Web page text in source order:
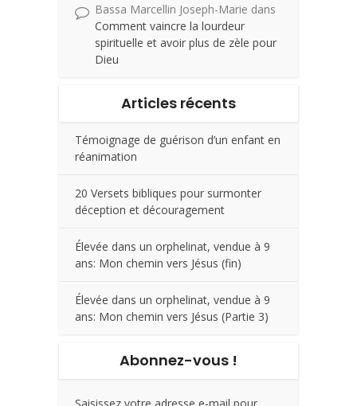
Bassa Marcellin Joseph-Marie dans
Comment vaincre la lourdeur
spirituelle et avoir plus de zèle pour
Dieu
Articles récents
Témoignage de guérison d’un enfant en
réanimation
20 Versets bibliques pour surmonter
déception et découragement
Élevée dans un orphelinat, vendue à 9
ans: Mon chemin vers Jésus (fin)
Élevée dans un orphelinat, vendue à 9
ans: Mon chemin vers Jésus (Partie 3)
Abonnez-vous !